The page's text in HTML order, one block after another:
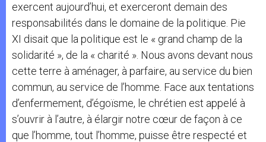
exercent aujourd’hui, et exerceront demain des
responsabilités dans le domaine de la politique. Pie
XI disait que la politique est le « grand champ de la
solidarité », de la « charité ». Nous avons devant nous
cette terre à aménager, à parfaire, au service du bien
commun, au service de l’homme. Face aux tentations
d’enfermement, d’égoïsme, le chrétien est appelé à
s’ouvrir à l’autre, à élargir notre cœur de façon à ce
que l’homme, tout l’homme, puisse être respecté et